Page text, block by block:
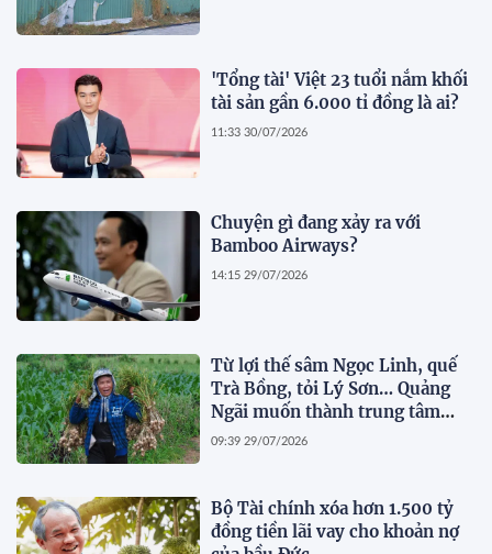
'Tổng tài' Việt 23 tuổi nắm khối
tài sản gần 6.000 tỉ đồng là ai?
11:33 30/07/2026
Chuyện gì đang xảy ra với
Bamboo Airways?
14:15 29/07/2026
Từ lợi thế sâm Ngọc Linh, quế
Trà Bồng, tỏi Lý Sơn… Quảng
Ngãi muốn thành trung tâm
dược liệu
09:39 29/07/2026
Bộ Tài chính xóa hơn 1.500 tỷ
đồng tiền lãi vay cho khoản nợ